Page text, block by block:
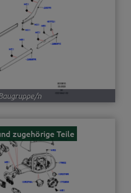
n
zugehörige Teile